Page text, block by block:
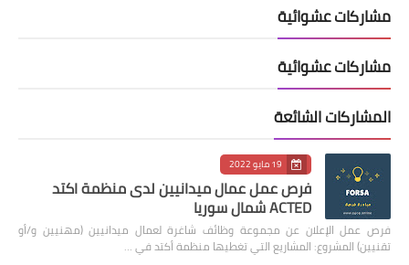
مشاركات عشوائية
مشاركات عشوائية
المشاركات الشائعة
19 مايو 2022
فرص عمل عمال ميدانيين لدى منظمة اكتد
ACTED شمال سوريا
فرص عمل الإعلان عن مجموعة وظائف شاغرة لعمال ميدانيين (مهنيين و/أو
تقنيين) المشروع: المشاريع التي تغطيها منظمة أكتد في …